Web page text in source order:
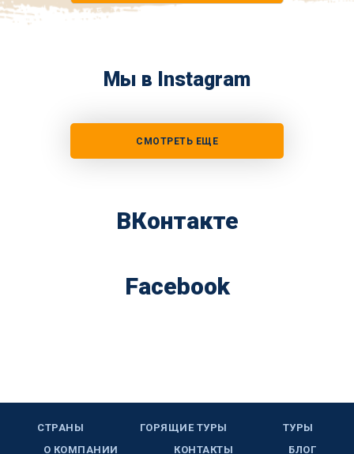
Мы в Instagram
СМОТРЕТЬ ЕЩЕ
ВКонтакте
Facebook
СТРАНЫ ГОРЯЩИЕ ТУРЫ
ТУРЫ
О КОМПАНИИ
КОНТАКТЫ БЛОГ